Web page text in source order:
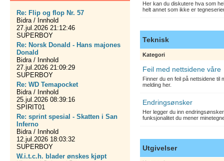
Re: Flip og flop Nr. 57
Bidra / Innhold
27.jul.2026 21:12:46
SUPERBOY
Re: Norsk Donald - Hans majones
Donald
Bidra / Innhold
27.jul.2026 21:09:29
SUPERBOY
Re: WD Temapocket
Bidra / Innhold
25.jul.2026 08:39:16
SPIRIT01
Re: sprint spesial - Skatten i San
Inferno
Bidra / Innhold
12.jul.2026 18:03:32
SUPERBOY
W.i.t.c.h. blader ønskes kjøpt
Her kan du diskutere hva som
helt annet som ikke er
Teknisk
Kategori
Feil med nettsidene våre
Finner du en feil på nettsidene til
melding her.
Endringsønsker
Her legger du inn
funksjonalitet du mener
Utgivelser